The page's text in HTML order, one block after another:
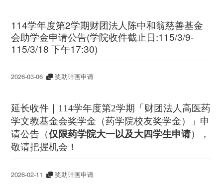
114学年度第2学期财团法人陈中和翁慈善基金
会助学金申请公告(学院收件截止日:115/3/9-
115/3/18 下午17:30)
2026-03-06 奖助计画申请
延长收件｜114学年度第2学期「财团法人高医药
学文教基金会奖学金（药学院校友奖学金）」申
请公告（仅限药学院大一以及大四学生申请），
敬请把握机会！
2026-02-11 奖助计画申请